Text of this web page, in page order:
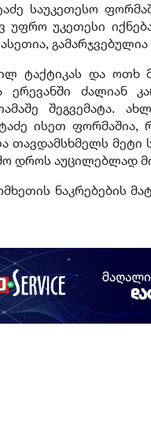
საუკეთესო
უფრო უკეთესი
ტაქტიკას და ოთხ
ერევანში ძალიან
შეგვემატა.
ისეთ ფორმაშია,
თავდამსხმელს მეტი
დროს აუცილებლად
ნაკრებების